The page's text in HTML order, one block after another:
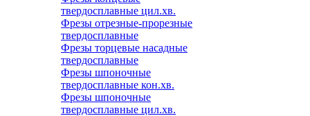
твердосплавные цил.хв.
Фрезы отрезные-прорезные
твердосплавные
Фрезы торцевые насадные
твердосплавные
Фрезы шпоночные
твердосплавные кон.хв.
Фрезы шпоночные
твердосплавные цил.хв.